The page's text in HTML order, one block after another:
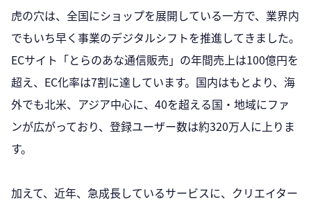
虎の穴は、全国にショップを展開している一方で、業界内
でもいち早く事業のデジタルシフトを推進してきました。
ECサイト「とらのあな通信販売」の年間売上は100億円を
超え、EC化率は7割に達しています。国内はもとより、海
外でも北米、アジア中心に、40を超える国・地域にファ
ンが広がっており、登録ユーザー数は約320万人に上りま
す。
加えて、近年、急成長しているサービスに、クリエイター